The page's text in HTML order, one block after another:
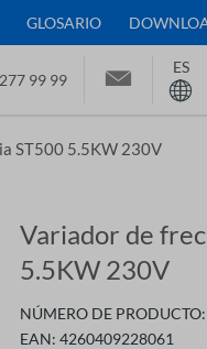
GLOSARIO
99 99
ES
ST500 5.5KW 230V
Variador de
5.5KW 230V
NÚMERO DE PRODUCTO:
EAN: 4260409228061